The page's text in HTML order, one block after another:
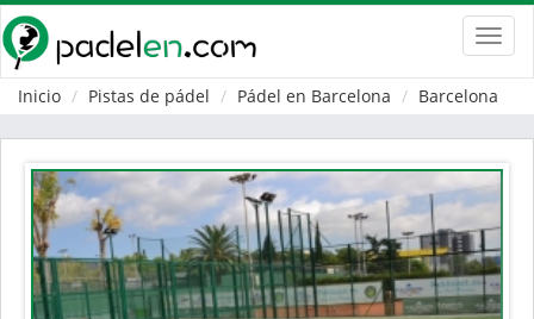
Inicio
Pistas de pádel Pádel en Barcelona Barcelona